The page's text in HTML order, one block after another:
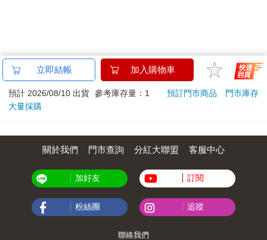
立即結帳 加入購物車
預計 2026/08/10 出貨 參考庫存量：1 預訂門市商品
門市庫存
大量採購
關於我們 門市查詢 分紅大聯盟 客服中心
加好友 訂閱
粉絲團 追蹤
聯絡我們